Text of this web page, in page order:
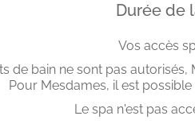
Durée de
Vos accès
de bain ne sont pas
Pour Mesdames, il est
Le spa n'est pas